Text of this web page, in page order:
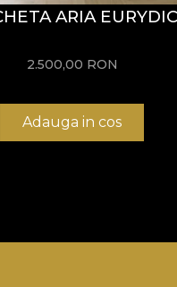
ARIA
2.500,00 RON
Adauga in cos